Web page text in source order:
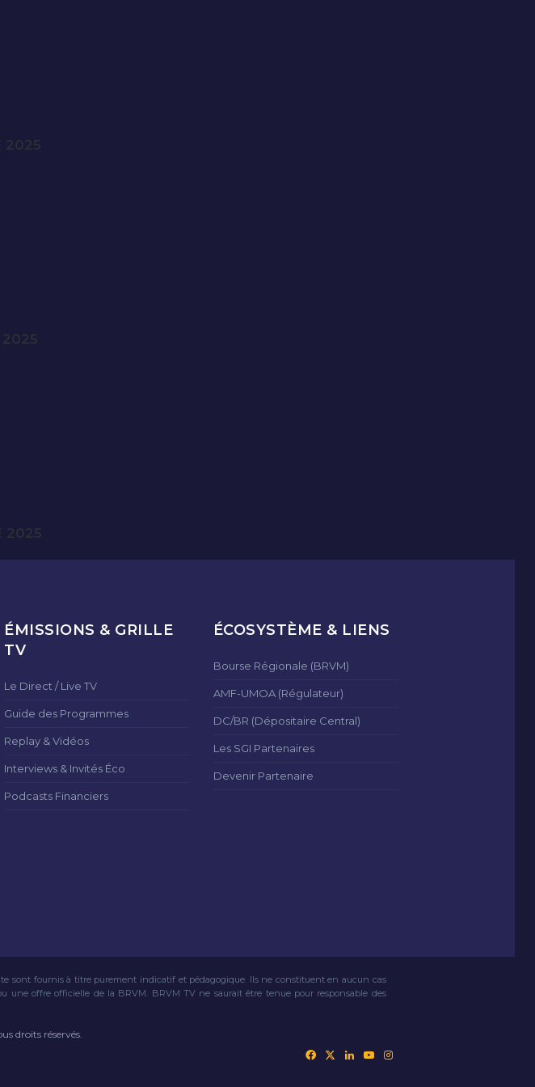
2025
2025
ÉMISSIONS & GRILLE
TV
Le Direct / Live TV
Guide des Programmes
Replay & Vidéos
Interviews & Invités Éco
Podcasts Financiers
ÉCOSYSTÈME & LIENS
Bourse Régionale (BRVM)
AMF-UMOA (Régulateur)
DC/BR (Dépositaire Central)
Les SGI Partenaires
Devenir Partenaire
sont fournis à titre purement indicatif et pédagogique. Ils ne constituent en aucun cas
offre officielle de la BRVM. BRVM TV ne saurait être tenue pour responsable des
droits réservés.
FacebookLinkedinYouTube